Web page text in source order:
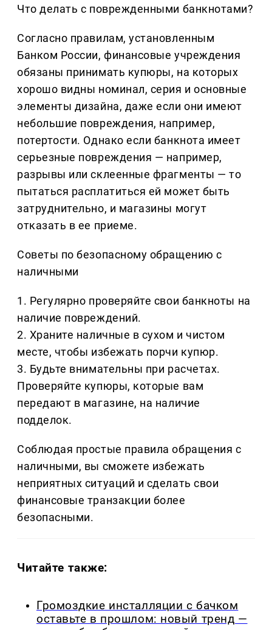
Что делать с поврежденными банкнотами?
Согласно правилам, установленным
Банком России, финансовые учреждения
обязаны принимать купюры, на которых
хорошо видны номинал, серия и основные
элементы дизайна, даже если они имеют
небольшие повреждения, например,
потертости. Однако если банкнота имеет
серьезные повреждения — например,
разрывы или склеенные фрагменты — то
пытаться расплатиться ей может быть
затруднительно, и магазины могут
отказать в ее приеме.
Советы по безопасному обращению с
наличными
1. Регулярно проверяйте свои банкноты на
наличие повреждений.
2. Храните наличные в сухом и чистом
месте, чтобы избежать порчи купюр.
3. Будьте внимательны при расчетах.
Проверяйте купюры, которые вам
передают в магазине, на наличие
подделок.
Соблюдая простые правила обращения с
наличными, вы сможете избежать
неприятных ситуаций и сделать свои
финансовые транзакции более
безопасными.
Читайте также:
Громоздкие инсталляции с бачком
оставьте в прошлом: новый тренд —